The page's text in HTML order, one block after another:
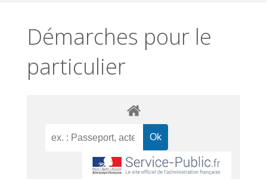
Démarches pour le
particulier